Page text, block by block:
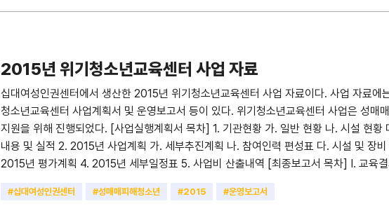
후지원 인원 3. 상담경로 및 내담자 유형 4. 상담내용 및 내담자 유형 5. 조치결과 6. 사전
2015년 위기청소년교육센터 사업 자료
십대여성인권센터에서 생산한 2015년 위기청소년교육센터 사업 자료이다. 사업 자료에
청소년교육센터 사업계획서 및 운영보고서 등이 있다. 위기청소년교육센터 사업은 성매
지원을 위해 진행되었다. [사업실행계획서 목차] 1. 기관현황 가. 일반 현황 나. 시설 현황
내용 및 실적 2. 2015년 사업계획 가. 세부추진계획 나. 참여인력 편성표 다. 시설 및 장
2015년 평가계획 4. 2015년 세부일정표 5. 사업비 산출내역 [최종보고서 목차] I. 교육결
사후지원 개요 2. 사전, 사후지원 결과 2-1. 상담형태 및 내담자 유형 2-2. 상담내용 및
#십대여성인권센터 #성매매피해청소년 #2015
#운영보고서